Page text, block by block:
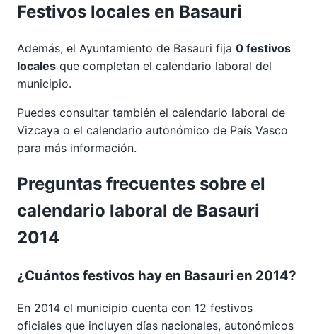
Festivos locales en Basauri
Además, el Ayuntamiento de Basauri fija 0 festivos
locales que completan el calendario laboral del
municipio.
Puedes consultar también el calendario laboral de
Vizcaya o el calendario autonómico de País Vasco
para más información.
Preguntas frecuentes sobre el
calendario laboral de Basauri
2014
¿Cuántos festivos hay en Basauri en 2014?
En 2014 el municipio cuenta con 12 festivos
oficiales que incluyen días nacionales, autonómicos